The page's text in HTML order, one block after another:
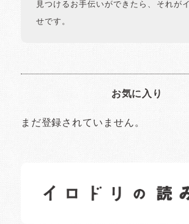
見つけるお手伝いができたら、それが
せです。
お気に入り
まだ登録されていません。
日常の様子など随時更新中です。